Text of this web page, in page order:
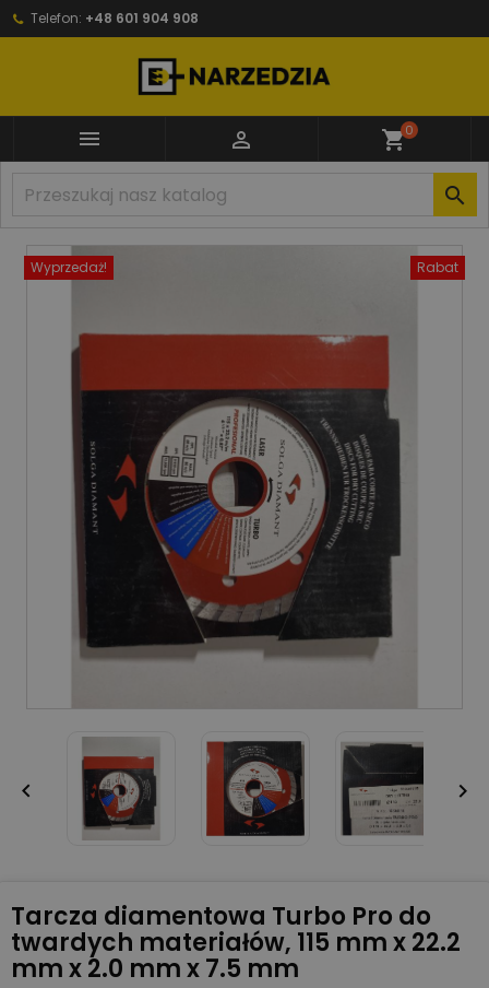
Telefon: +48 601 904 908
  shopping_cart0

Wyprzedaż! Rabat
 
Tarcza diamentowa Turbo Pro do
twardych materiałów, 115 mm x 22.2
mm x 2.0 mm x 7.5 mm